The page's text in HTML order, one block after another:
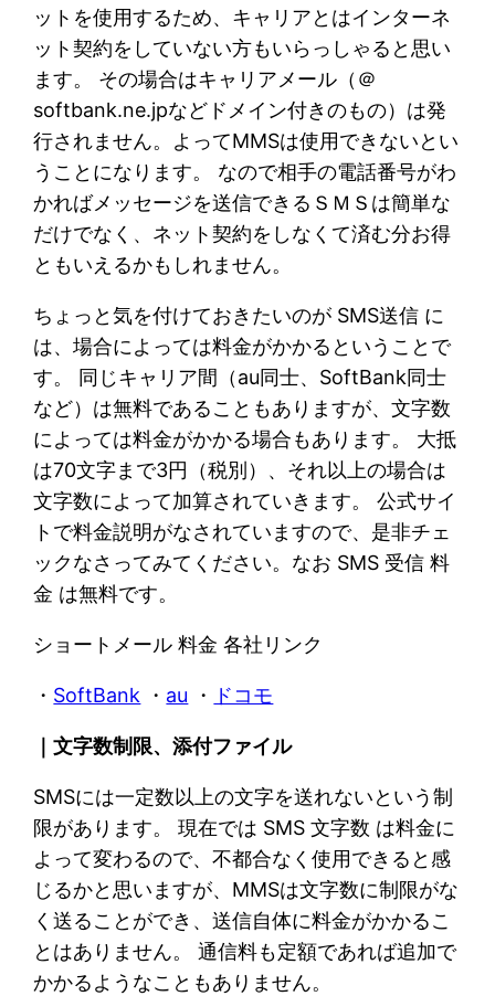
ットを使用するため、キャリアとはインターネ
ット契約をしていない方もいらっしゃると思い
ます。 その場合はキャリアメール（＠
softbank.ne.jpなどドメイン付きのもの）は発
行されません。よってMMSは使用できないとい
うことになります。 なので相手の電話番号がわ
かればメッセージを送信できるＳＭＳは簡単な
だけでなく、ネット契約をしなくて済む分お得
ともいえるかもしれません。
ちょっと気を付けておきたいのが SMS送信 に
は、場合によっては料金がかかるということで
す。 同じキャリア間（au同士、SoftBank同士
など）は無料であることもありますが、文字数
によっては料金がかかる場合もあります。 大抵
は70文字まで3円（税別）、それ以上の場合は
文字数によって加算されていきます。 公式サイ
トで料金説明がなされていますので、是非チェ
ックなさってみてください。なお SMS 受信 料
金 は無料です。
ショートメール 料金 各社リンク
・ SoftBank ・ au ・ ドコモ
｜文字数制限、添付ファイル
SMSには一定数以上の文字を送れないという制
限があります。 現在では SMS 文字数 は料金に
よって変わるので、不都合なく使用できると感
じるかと思いますが、MMSは文字数に制限がな
く送ることができ、送信自体に料金がかかるこ
とはありません。 通信料も定額であれば追加で
かかるようなこともありません。